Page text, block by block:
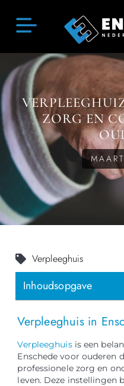
ZORG EN
Verpleeghuis in
Verpleeghuisis een
Enschede voor ouderen
professionele zorg en
leven. Deze instellingen
Verpleeghuis
Inhoudsopgave